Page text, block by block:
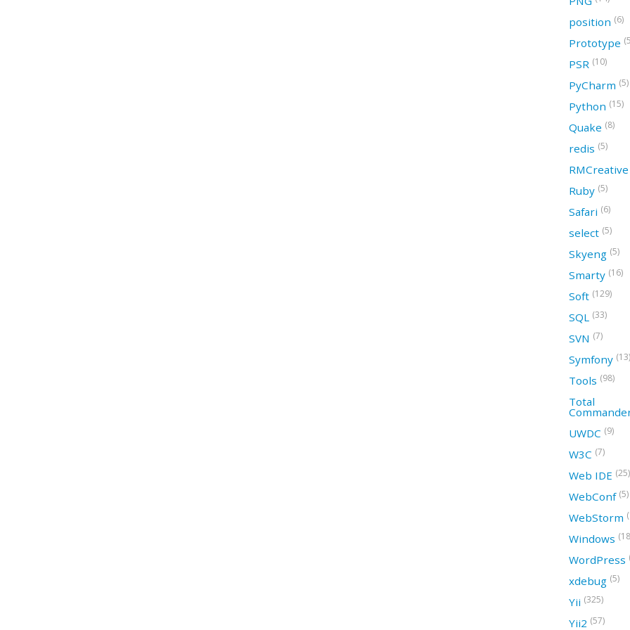
position (6)
Prototype
PSR (10)
PyCharm (5)
Python (15)
Quake (8)
redis (5)
RMCreative
Ruby (5)
Safari (6)
select (5)
Skyeng (5)
Smarty (16)
Soft (129)
SQL (33)
SVN (7)
Symfony (13)
Tools (98)
Total
UWDC (9)
W3C (7)
Web IDE (25)
WebConf (5)
WebStorm
Windows
WordPress
xdebug (5)
Yii (325)
Yii2 (57)